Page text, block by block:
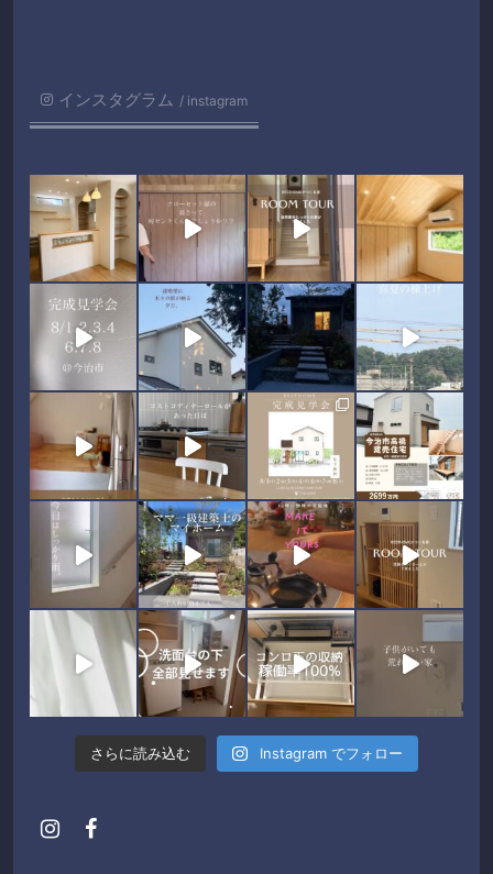
インスタグラム instagram
さらに読み込む Instagram でフォロー